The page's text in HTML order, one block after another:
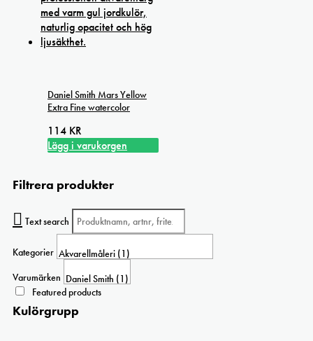
Daniel Smith Mars Yellow
Extra Fine watercolor
114 KR
Lägg i varukorgen
Filtrera produkter
Text search
Kategorier
Varumärken
Featured products
Kulörgrupp